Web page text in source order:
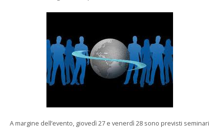
A margine dell’evento, giovedì 27 e venerdì 28 sono previsti seminari